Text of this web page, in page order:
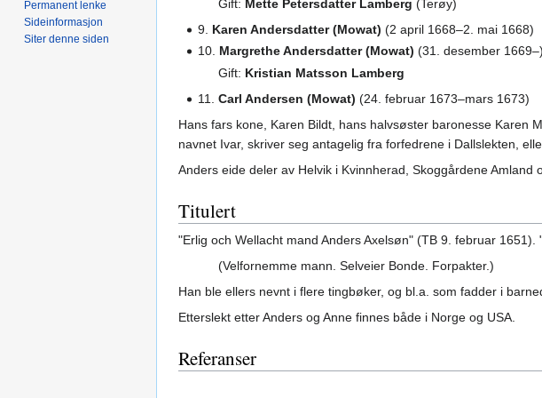
Gift: Mette Petersdatter Lamberg (Terøy)
9. Karen Andersdatter (Mowat) (2 april 1668–2. mai 1668)
10. Margrethe Andersdatter (Mowat) (31. desember 1669–)
Gift: Kristian Matsson Lamberg
11.Carl Andersen (Mowat) (24. februar 1673–mars 1673)
Hans fars kone, Karen Bildt, hans halvsøster baronesse Karen
navnet Ivar, skriver seg antagelig fra forfedrene i Dallslekten,
Anders eide deler av Helvik i Kvinnherad, Skoggårdene Amland
Titulert
"Erlig och Wellacht mand Anders Axelsøn" (TB 9. februar
(Velfornemme mann. Selveier Bonde. Forpakter.)
Han ble ellers nevnt i flere tingbøker, og bl.a. som fadder i
Etterslekt etter Anders og Anne finnes både i Norge og USA.
Referanser
Permanent lenke
Sideinformasjon
Siter denne siden